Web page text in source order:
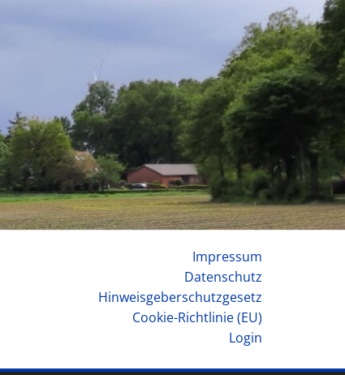
Impressum
Datenschutz
Hinweisgeberschutzgesetz
Cookie-Richtlinie (EU)
Login